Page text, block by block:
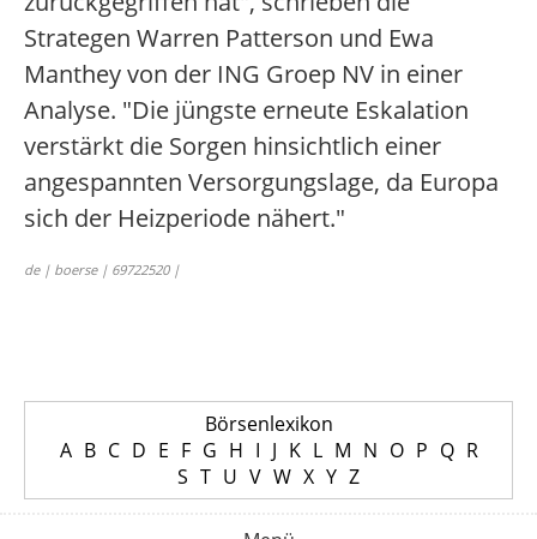
Strategen Warren Patterson und Ewa
Manthey von der ING Groep NV in einer
Analyse. "Die jüngste erneute Eskalation
verstärkt die Sorgen hinsichtlich einer
angespannten Versorgungslage, da Europa
sich der Heizperiode nähert."
de | boerse | 69722520 |
Börsenlexikon
A B C D E F G H I J K L M N O P Q R
S T U V W X Y Z